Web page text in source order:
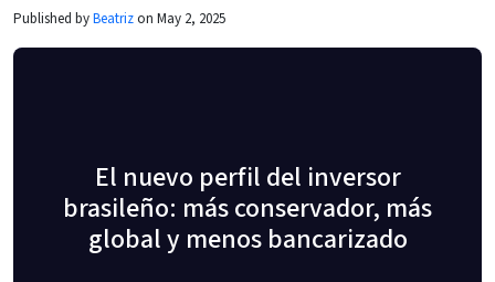
Published byBeatrizon May 2, 2025
El nuevo perfil del inversor
brasileño: más conservador, más
global y menos bancarizado